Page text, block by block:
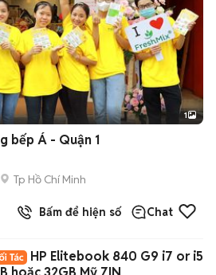
1
bếp Á - Quận 1
Tp Hồ Chí Minh
Bấm để hiện số Chat
HP Elitebook 840 G9 i7 or i5